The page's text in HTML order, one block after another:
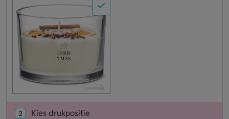
2 Kies drukpositie